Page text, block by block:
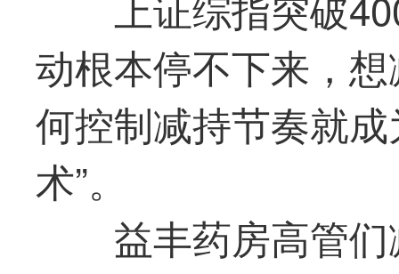
动根本停不下来，
何控制减持节奏就
术”。
益丰药房高管